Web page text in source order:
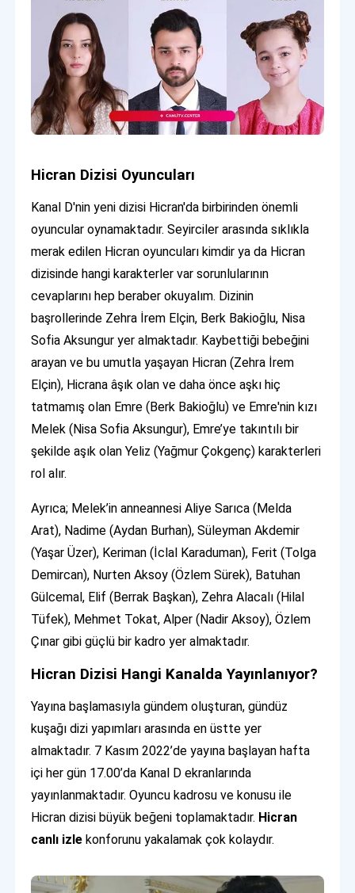
Hicran Dizisi Oyuncuları
Kanal D'nin yeni dizisi Hicran'da birbirinden önemli
oyuncular oynamaktadır. Seyirciler arasında sıklıkla
merak edilen Hicran oyuncuları kimdir ya da Hicran
dizisinde hangi karakterler var sorunlularının
cevaplarını hep beraber okuyalım. Dizinin
başrollerinde Zehra İrem Elçin, Berk Bakioğlu, Nisa
Sofia Aksungur yer almaktadır. Kaybettiği bebeğini
arayan ve bu umutla yaşayan Hicran (Zehra İrem
Elçin), Hicrana âşık olan ve daha önce aşkı hiç
tatmamış olan Emre (Berk Bakioğlu) ve Emre'nin kızı
Melek (Nisa Sofia Aksungur), Emre’ye takıntılı bir
şekilde aşık olan Yeliz (Yağmur Çokgenç) karakterleri
rol alır.
Ayrıca; Melek’in anneannesi Aliye Sarıca (Melda
Arat), Nadime (Aydan Burhan), Süleyman Akdemir
(Yaşar Üzer), Keriman (İclal Karaduman), Ferit (Tolga
Demircan), Nurten Aksoy (Özlem Sürek), Batuhan
Gülcemal, Elif (Berrak Başkan), Zehra Alacalı (Hilal
Tüfek), Mehmet Tokat, Alper (Nadir Aksoy), Özlem
Çınar gibi güçlü bir kadro yer almaktadır.
Hicran Dizisi Hangi Kanalda Yayınlanıyor?
Yayına başlamasıyla gündem oluşturan, gündüz
kuşağı dizi yapımları arasında en üstte yer
almaktadır. 7 Kasım 2022’de yayına başlayan hafta
içi her gün 17.00’da Kanal D ekranlarında
yayınlanmaktadır. Oyuncu kadrosu ve konusu ile
Hicran dizisi büyük beğeni toplamaktadır. Hicran
canlı izle konforunu yakalamak çok kolaydır.